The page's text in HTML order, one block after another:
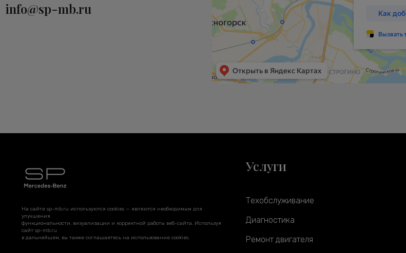
info@sp-mb.ru
На сайте sp-mb.ru используются cookies — являются необходимым для
улучшения
функциональности, визуализации и корректной работы веб-сайта. Используя
сайт sp-mb.ru
в дальнейшем, вы также соглашаетесь на использование cookies.
Услуги
Техобслуживание
Диагностика
Ремонт двигателя